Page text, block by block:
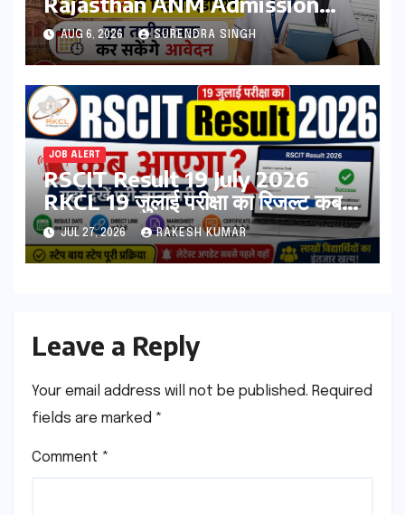
Form 2026 शुरू, जानिए कौन कर
सकता है आवेदन
AUG 6, 2026 SURENDRA SINGH
JOB ALERT
RSCIT Result 19 July 2026
RKCL 19 जुलाई परीक्षा का रिजल्ट कब
आएगा? यहां देखें Result Date,
Direct Link, Marksheet
Download Process
JUL 27, 2026 RAKESH KUMAR
Leave a Reply
Your email address will not be published. Required
fields are marked *
Comment *